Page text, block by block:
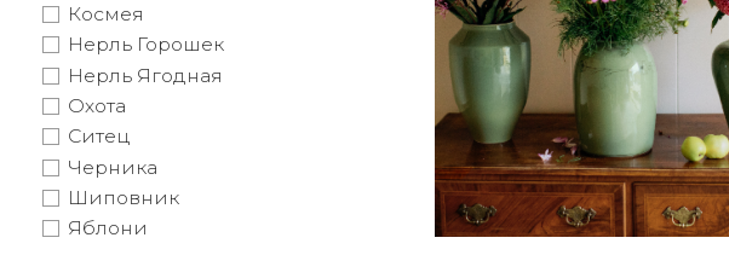
Космея
Нерль Горошек
Нерль Ягодная
Охота
Ситец
Черника
Шиповник
Яблони